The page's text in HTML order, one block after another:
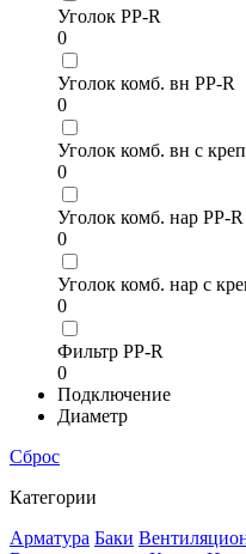
Уголок PP-R
0
Уголок комб. вн PP-R
0
Уголок комб. вн с
0
Уголок комб. нар PP-R
0
Уголок комб. нар с
0
Фильтр PP-R
0
Подключение
Диаметр
Сброс
Категории
Арматура Баки